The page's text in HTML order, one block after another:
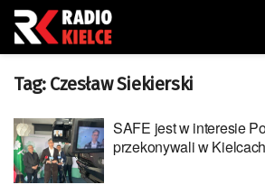
Tag: Czesław Siekierski
SAFE jest w interesie
przekonywali w